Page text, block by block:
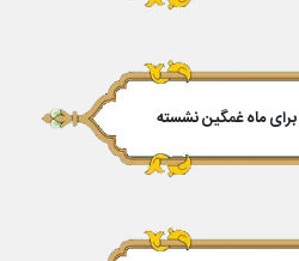
ماه غمگین نشسته